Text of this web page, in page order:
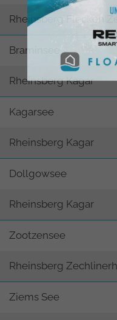
Rheinsberg Flecken
Braminsee
Rheinsberg Kagar
Kagarsee
Rheinsberg Kagar
Dollgowsee
Rheinsberg Kagar
Zootzensee
Rheinsberg
Ziems See